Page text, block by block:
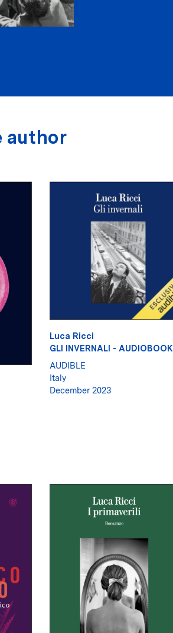
author
Luca Ricci
GLI INVERNALI - AUDIOBOOK
AUDIBLE
Italy
December 2023